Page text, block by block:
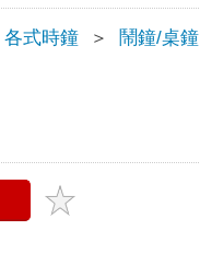
各式時鐘 ＞ 鬧鐘/桌鐘